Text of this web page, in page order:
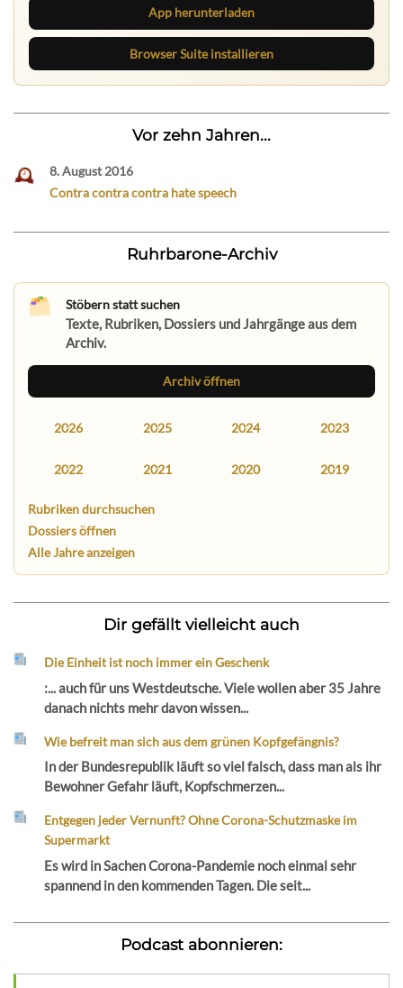
App herunterladen
Browser Suite installieren
Vor zehn Jahren...
8. August 2016
Contra contra contra hate speech
Ruhrbarone-Archiv
Stöbern statt suchen
Texte, Rubriken, Dossiers und Jahrgänge aus dem
Archiv.
Archiv öffnen
2026 2025 2024 2023
2022 2021 2020 2019
Rubriken durchsuchen
Dossiers öffnen
Alle Jahre anzeigen
Dir gefällt vielleicht auch
Die Einheit ist noch immer ein Geschenk
:... auch für uns Westdeutsche. Viele wollen aber 35 Jahre
danach nichts mehr davon wissen...
Wie befreit man sich aus dem grünen Kopfgefängnis?
In der Bundesrepublik läuft so viel falsch, dass man als ihr
Bewohner Gefahr läuft, Kopfschmerzen...
Entgegen jeder Vernunft? Ohne Corona-Schutzmaske im
Supermarkt
Es wird in Sachen Corona-Pandemie noch einmal sehr
spannend in den kommenden Tagen. Die seit...
Podcast abonnieren: